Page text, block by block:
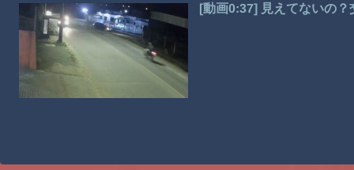
[動画0:37] 見えてないの